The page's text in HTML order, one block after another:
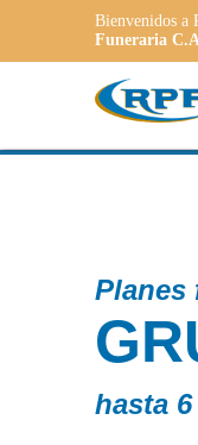
Bienvenidos a
Funeraria